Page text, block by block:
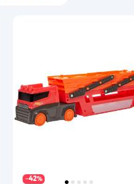
−42%